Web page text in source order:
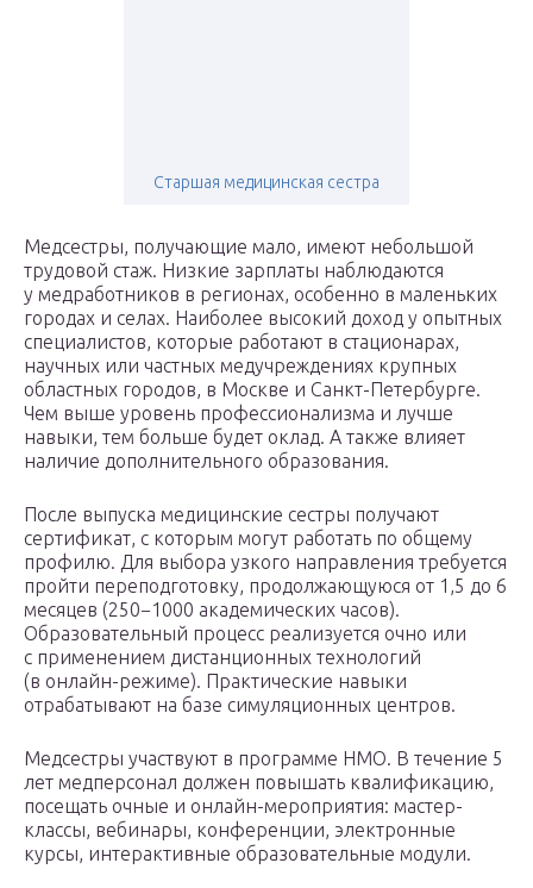
Старшая медицинская сестра
Медсестры, получающие мало, имеют небольшой
трудовой стаж. Низкие зарплаты наблюдаются
у медработников в регионах, особенно в маленьких
городах и селах. Наиболее высокий доход у опытных
специалистов, которые работают в стационарах,
научных или частных медучреждениях крупных
областных городов, в Москве и Санкт-Петербурге.
Чем выше уровень профессионализма и лучше
навыки, тем больше будет оклад. А также влияет
наличие дополнительного образования.
После выпуска медицинские сестры получают
сертификат, с которым могут работать по общему
профилю. Для выбора узкого направления требуется
пройти переподготовку, продолжающуюся от 1,5 до 6
месяцев (250−1000 академических часов).
Образовательный процесс реализуется очно или
с применением дистанционных технологий
(в онлайн-режиме). Практические навыки
отрабатывают на базе симуляционных центров.
Медсестры участвуют в программе НМО. В течение 5
лет медперсонал должен повышать квалификацию,
посещать очные и онлайн-мероприятия: мастер-
классы, вебинары, конференции, электронные
курсы, интерактивные образовательные модули.